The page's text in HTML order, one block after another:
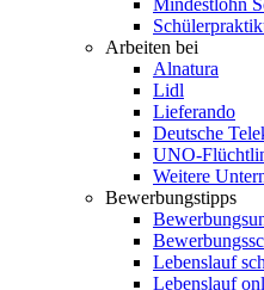
Mindestlohn
Arbeiten bei
Alnatura
Lidl
Lieferando
Deutsche
UNO-
Weitere
Bewerbungstipps
Lebenslauf
Lebenslauf